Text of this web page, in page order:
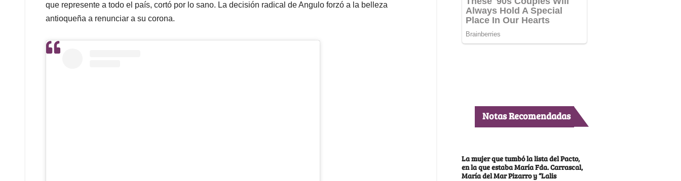
que represente a todo el país, cortó por lo sano. La decisión radical de Angulo forzó a la belleza
antioqueña a renunciar a su corona.
Notas Recomendadas
La mujer que tumbó la lista del Pacto,
en la que estaba María Fda. Carrascal,
María del Mar Pizarro y “Lalis